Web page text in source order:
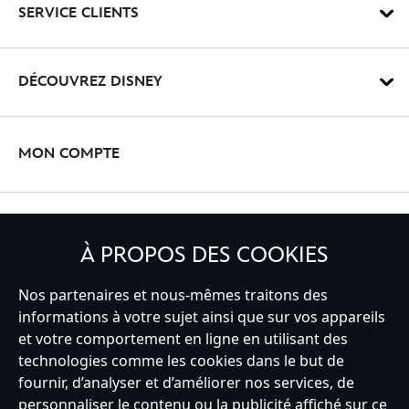
3%C2%A0sur%C2%A012-
SERVICE CLIENTS
DÉCOUVREZ DISNEY
MON COMPTE
France
À PROPOS DES COOKIES
Nos partenaires et nous-mêmes traitons des
informations à votre sujet ainsi que sur vos appareils
et votre comportement en ligne en utilisant des
technologies comme les cookies dans le but de
fournir, d’analyser et d’améliorer nos services, de
personnaliser le contenu ou la publicité affiché sur ce